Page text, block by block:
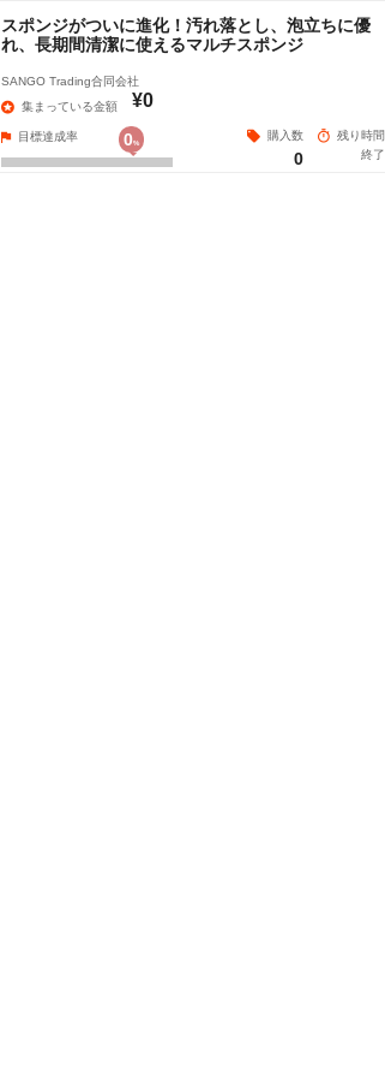
スポンジがついに進化！汚れ落とし、泡立ちに優
れ、長期間清潔に使えるマルチスポンジ
SANGO Trading合同会社
集まっている金額
¥0
目標達成率 0%
購入数
0
残り時間
終了